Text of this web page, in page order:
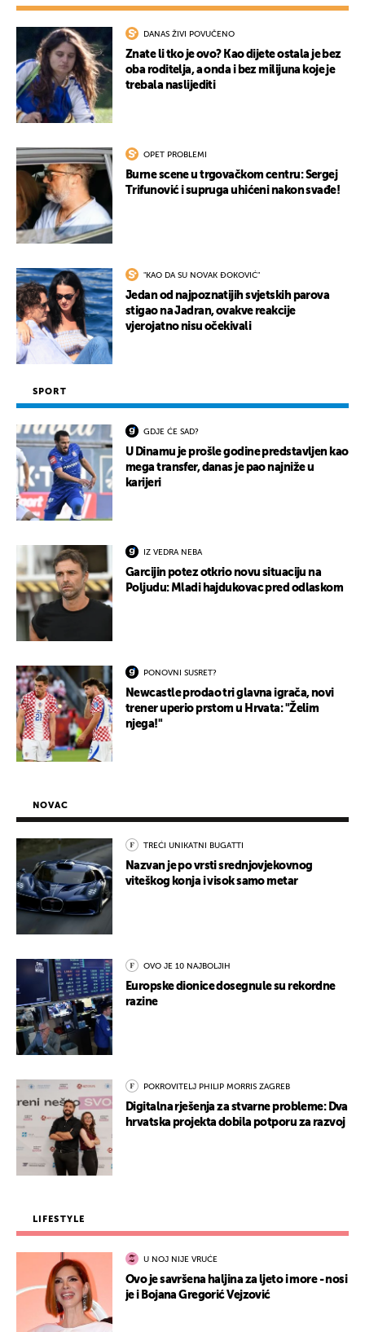
DANAS ŽIVI POVUČENO
Znate li tko je ovo? Kao dijete ostala je bez
oba roditelja, a onda i bez milijuna koje je
trebala naslijediti
OPET PROBLEMI
Burne scene u trgovačkom centru: Sergej
Trifunović i supruga uhićeni nakon svađe!
"KAO DA SU NOVAK ĐOKOVIĆ"
Jedan od najpoznatijih svjetskih parova
stigao na Jadran, ovakve reakcije
vjerojatno nisu očekivali
SPORT
GDJE ĆE SAD?
U Dinamu je prošle godine predstavljen kao
mega transfer, danas je pao najniže u
karijeri
IZ VEDRA NEBA
Garcijin potez otkrio novu situaciju na
Poljudu: Mladi hajdukovac pred odlaskom
PONOVNI SUSRET?
Newcastle prodao tri glavna igrača, novi
trener uperio prstom u Hrvata: "Želim
njega!"
NOVAC
TREĆI UNIKATNI BUGATTI
Nazvan je po vrsti srednjovjekovnog
viteškog konja i visok samo metar
OVO JE 10 NAJBOLJIH
Europske dionice dosegnule su rekordne
razine
POKROVITELJ PHILIP MORRIS ZAGREB
Digitalna rješenja za stvarne probleme: Dva
hrvatska projekta dobila potporu za razvoj
LIFESTYLE
U NOJ NIJE VRUĆE
Ovo je savršena haljina za ljeto i more - nosi
je i Bojana Gregorić Vejzović